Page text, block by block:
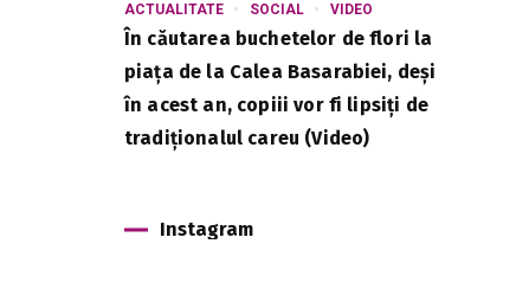
ACTUALITATE SOCIAL VIDEO
În căutarea buchetelor de flori la
piața de la Calea Basarabiei, deși
în acest an, copiii vor fi lipsiți de
tradiționalul careu (Video)
Instagram